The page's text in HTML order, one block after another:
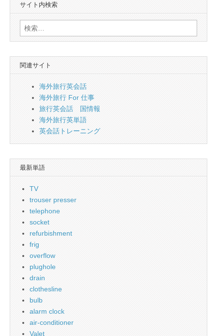
サイト内検索
検
索:
関連サイト
海外旅行英会話
海外旅行 For 仕事
旅行英会話 国情報
海外旅行英単語
英会話トレーニング
最新単語
TV
trouser presser
telephone
socket
refurbishment
frig
overflow
plughole
drain
clothesline
bulb
alarm clock
air-conditioner
Valet